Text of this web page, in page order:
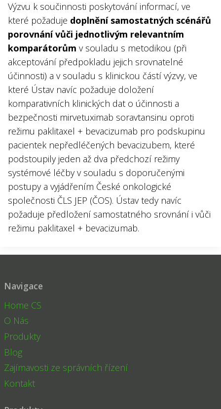
Výzvu k součinnosti poskytování informací, ve
které požaduje doplnění samostatných scénářů
porovnání vůči jednotlivým relevantním
komparátorům v souladu s metodikou (při
akceptování předpokladu jejich srovnatelné
účinnosti) a v souladu s klinickou částí výzvy, ve
které Ústav navíc požaduje doložení
komparativních klinických dat o účinnosti a
bezpečnosti mirvetuximab soravtansinu oproti
režimu paklitaxel + bevacizumab pro podskupinu
pacientek nepředléčených bevacizubem, které
podstoupily jeden až dva předchozí režimy
systémové léčby v souladu s doporučenými
postupy a vyjádřením České onkologické
společnosti ČLS JEP (ČOS). Ústav tedy navíc
požaduje předložení samostatného srovnání i vůči
režimu paklitaxel + bevacizumab.
Navigace
Home CS
O Nás
Produkty
Blog
Zajímavosti ze správních řízení
Kontakt